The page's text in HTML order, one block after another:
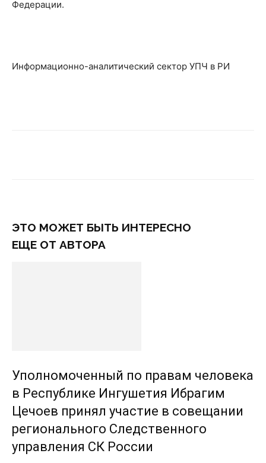
Федерации.
Информационно-аналитический сектор УПЧ в РИ
ЭТО МОЖЕТ БЫТЬ ИНТЕРЕСНО
ЕЩЕ ОТ АВТОРА
Уполномоченный по правам человека
в Республике Ингушетия Ибрагим
Цечоев принял участие в совещании
регионального Следственного
управления СК России